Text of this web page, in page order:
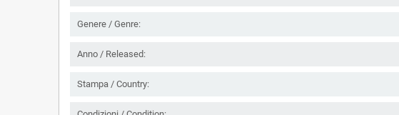
Genere / Genre:
Anno / Released:
Stampa / Country: